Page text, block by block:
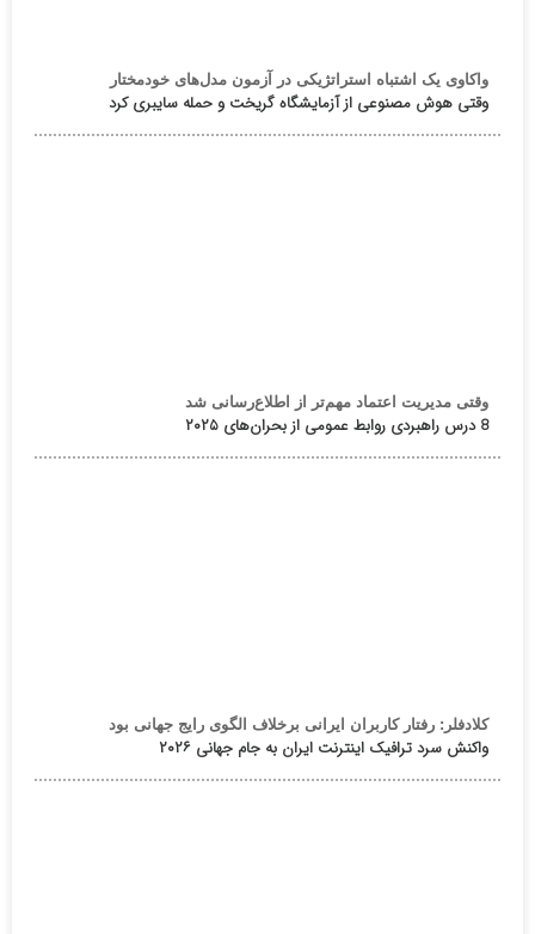
واکاوی یک اشتباه استراتژیکی در آزمون مدل‌های خودمختار
وقتی هوش مصنوعی از آزمایشگاه گریخت و حمله سایبری کرد
وقتی مدیریت اعتماد مهم‌تر از اطلاع‌رسانی شد
8 درس راهبردی روابط عمومی از بحران‌های ۲۰۲۵
کلادفلر: رفتار کاربران ایرانی برخلاف الگوی رایج جهانی بود
واکنش سرد ترافیک اینترنت ایران به جام جهانی ۲۰۲۶